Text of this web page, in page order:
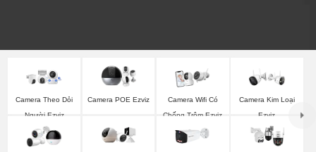
Camera Theo Dỏi
Người Ezviz
Camera POE Ezviz
Camera Wifi Có
Chống Trộm Ezviz
Camera Kim Loại
Ezviz